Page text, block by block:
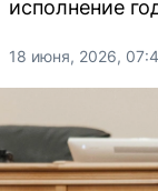
исполнение
18 июня, 2026,